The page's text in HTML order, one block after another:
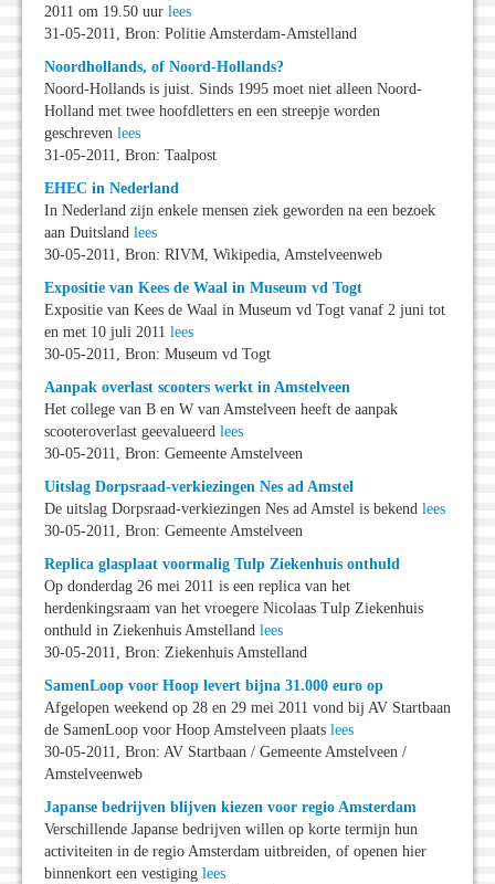
2011 om 19.50 uur lees
31-05-2011, Bron: Politie Amsterdam-Amstelland
Noordhollands, of Noord-Hollands?
Noord-Hollands is juist. Sinds 1995 moet niet alleen Noord-
Holland met twee hoofdletters en een streepje worden
geschreven lees
31-05-2011, Bron: Taalpost
EHEC in Nederland
In Nederland zijn enkele mensen ziek geworden na een bezoek
aan Duitsland lees
30-05-2011, Bron: RIVM, Wikipedia, Amstelveenweb
Expositie van Kees de Waal in Museum vd Togt
Expositie van Kees de Waal in Museum vd Togt vanaf 2 juni tot
en met 10 juli 2011 lees
30-05-2011, Bron: Museum vd Togt
Aanpak overlast scooters werkt in Amstelveen
Het college van B en W van Amstelveen heeft de aanpak
scooteroverlast geevalueerd lees
30-05-2011, Bron: Gemeente Amstelveen
Uitslag Dorpsraad-verkiezingen Nes ad Amstel
De uitslag Dorpsraad-verkiezingen Nes ad Amstel is bekend lees
30-05-2011, Bron: Gemeente Amstelveen
Replica glasplaat voormalig Tulp Ziekenhuis onthuld
Op donderdag 26 mei 2011 is een replica van het
herdenkingsraam van het vroegere Nicolaas Tulp Ziekenhuis
onthuld in Ziekenhuis Amstelland lees
30-05-2011, Bron: Ziekenhuis Amstelland
SamenLoop voor Hoop levert bijna 31.000 euro op
Afgelopen weekend op 28 en 29 mei 2011 vond bij AV Startbaan
de SamenLoop voor Hoop Amstelveen plaats lees
30-05-2011, Bron: AV Startbaan / Gemeente Amstelveen /
Amstelveenweb
Japanse bedrijven blijven kiezen voor regio Amsterdam
Verschillende Japanse bedrijven willen op korte termijn hun
activiteiten in de regio Amsterdam uitbreiden, of openen hier
binnenkort een vestiging lees